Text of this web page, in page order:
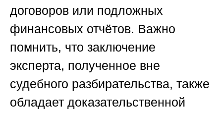
договоров или подложных
финансовых отчётов. Важно
помнить, что заключение
эксперта, полученное вне
судебного разбирательства, также
обладает доказательственной